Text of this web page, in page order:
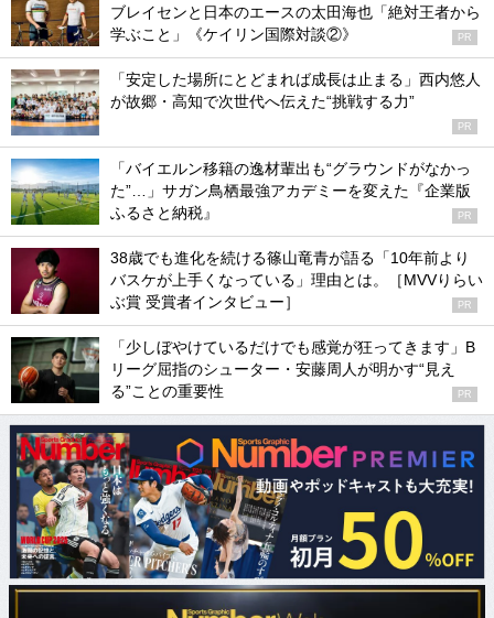
ブレイセンと日本のエースの太田海也「絶対王者から
学ぶこと」《ケイリン国際対談②》
PR
「安定した場所にとどまれば成長は止まる」西内悠人
が故郷・高知で次世代へ伝えた“挑戦する力”
PR
「バイエルン移籍の逸材輩出も“グラウンドがなかっ
た”…」サガン鳥栖最強アカデミーを変えた『企業版
ふるさと納税』
PR
38歳でも進化を続ける篠山竜青が語る「10年前より
バスケが上手くなっている」理由とは。［MVVりらい
ぶ賞 受賞者インタビュー］
PR
「少しぼやけているだけでも感覚が狂ってきます」B
リーグ屈指のシューター・安藤周人が明かす“見え
る”ことの重要性
PR